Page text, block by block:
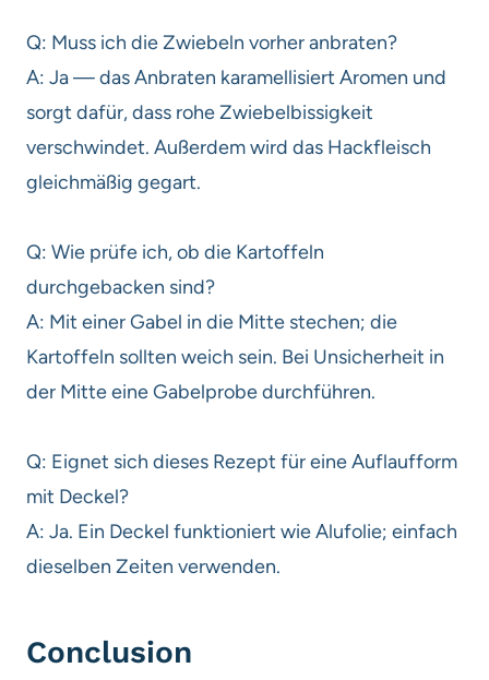
Q: Muss ich die Zwiebeln vorher anbraten?
A: Ja — das Anbraten karamellisiert Aromen und
sorgt dafür, dass rohe Zwiebelbissigkeit
verschwindet. Außerdem wird das Hackfleisch
gleichmäßig gegart.
Q: Wie prüfe ich, ob die Kartoffeln
durchgebacken sind?
A: Mit einer Gabel in die Mitte stechen; die
Kartoffeln sollten weich sein. Bei Unsicherheit in
der Mitte eine Gabelprobe durchführen.
Q: Eignet sich dieses Rezept für eine Auflaufform
mit Deckel?
A: Ja. Ein Deckel funktioniert wie Alufolie; einfach
dieselben Zeiten verwenden.
Conclusion